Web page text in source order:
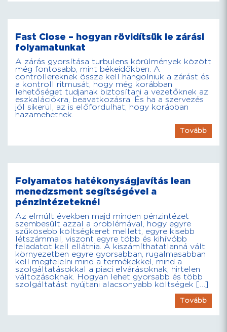
Fast Close – hogyan rövidítsük le zárási
folyamatunkat
A zárás gyorsítása turbulens körülmények között
még fontosabb, mint békeidőkben. A
controllereknek össze kell hangolniuk a zárást és
a kontroll ritmusát, hogy még korábban
lehetőséget tudjanak biztosítani a vezetőknek az
eszkalációkra, beavatkozásra. És ha a szervezés
jól sikerül, az is előfordulhat, hogy korábban
hazamehetnek.
Tovább
Folyamatos hatékonyságjavítás lean
menedzsment segítségével a
pénzintézeteknél
Az elmúlt években majd minden pénzintézet
szembesült azzal a problémával, hogy egyre
szűkösebb költségkeret mellett, egyre kisebb
létszámmal, viszont egyre több és kihívóbb
feladatot kell ellátnia. A kiszámíthatatlanná vált
környezetben egyre gyorsabban, rugalmasabban
kell megfelelni mind a termékekkel, mind a
szolgáltatásokkal a piaci elvárásoknak, hirtelen
változásoknak. Hogyan lehet gyorsabb és több
szolgáltatást nyújtani alacsonyabb költségek […]
Tovább